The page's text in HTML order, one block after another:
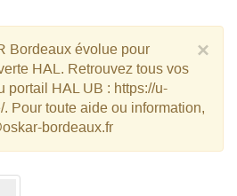
×
Bordeaux évolue pour
HAL. Retrouvez tous vos
portail HAL UB : https://u-
Pour toute aide ou information,
bordeaux.fr